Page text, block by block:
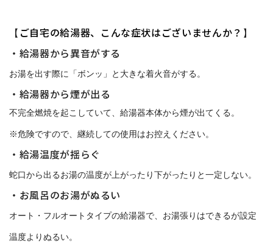
【 ご自宅の給湯器、こんな症状はございませんか？ 】
・給湯器から異音がする
お湯を出す際に「ボンッ」と大きな着火音がする。
・給湯器から煙が出る
不完全燃焼を起こしていて、給湯器本体から煙が出てくる。
※危険ですので、継続しての使用はお控えください。
・給湯温度が揺らぐ
蛇口から出るお湯の温度が上がったり下がったりと一定しない。
・お風呂のお湯がぬるい
オート・フルオートタイプの給湯器で、お湯張りはできるが設定
温度よりぬるい。